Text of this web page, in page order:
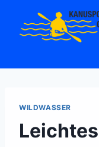
Inhalt
springen
WILDWASSER